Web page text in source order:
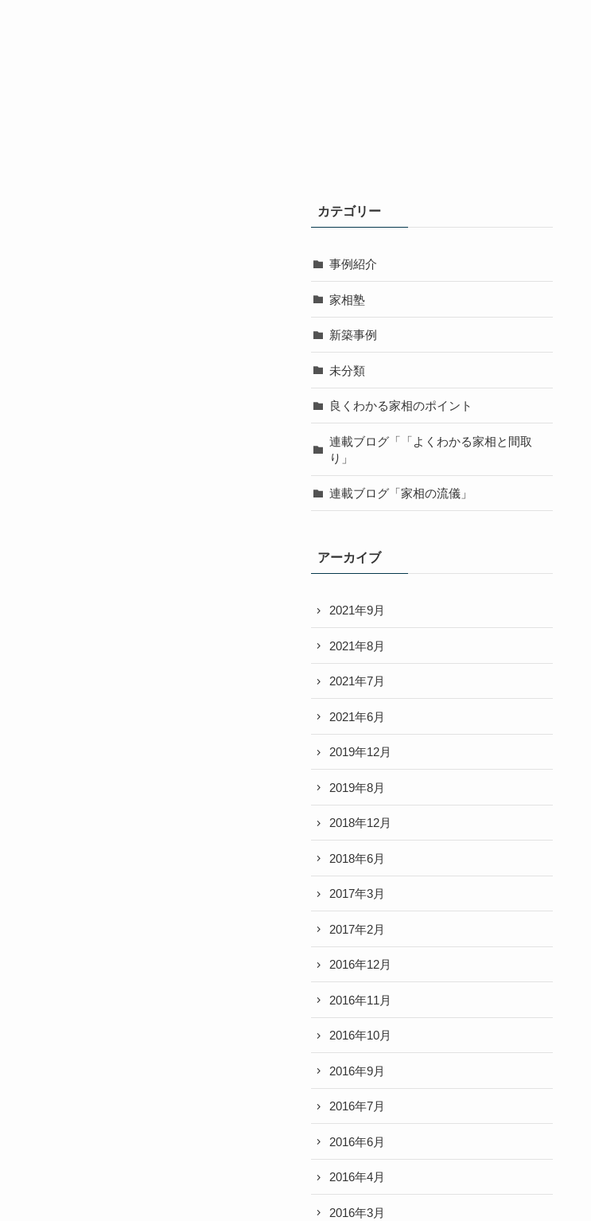
カテゴリー
事例紹介
家相塾
新築事例
未分類
良くわかる家相のポイント
連載ブログ「「よくわかる家相と間取
り」
連載ブログ「家相の流儀」
アーカイブ
2021年9月
2021年8月
2021年7月
2021年6月
2019年12月
2019年8月
2018年12月
2018年6月
2017年3月
2017年2月
2016年12月
2016年11月
2016年10月
2016年9月
2016年7月
2016年6月
2016年4月
2016年3月